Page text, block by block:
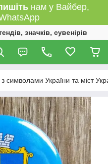
нам у Вайбер,
значків, сувенірів
символами України та міст